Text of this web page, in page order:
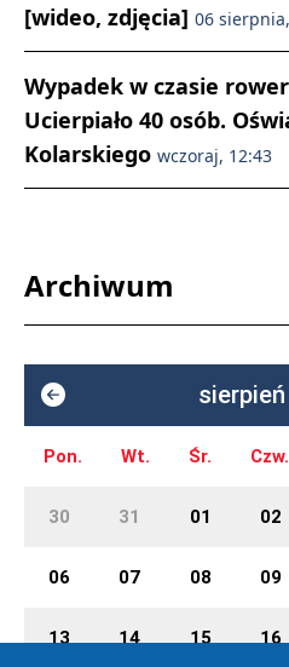
[wideo, zdjęcia] 06
Wypadek w czasie
Ucierpiało 40 osób.
Kolarskiego wczoraj, 12:43
Archiwum
Pon. Wt. Śr. Czw.
30 31 01 02
06 07 08 09
13 14 15 16